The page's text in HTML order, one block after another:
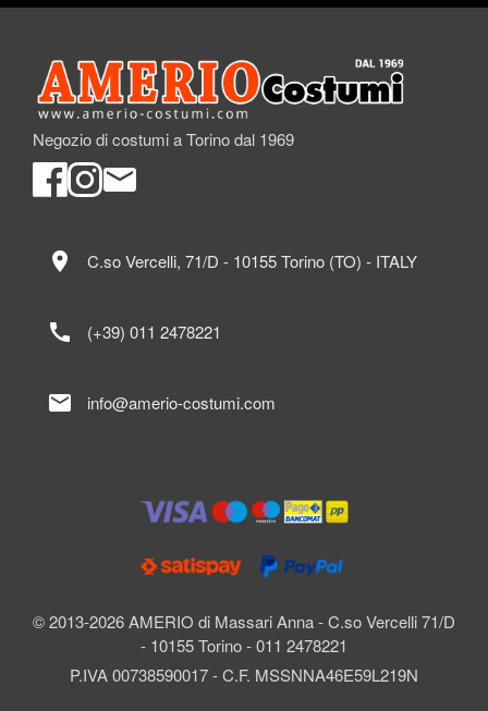
Negozio di costumi a Torino dal 1969
© 2013-2026 AMERIO di Massari Anna - C.so Vercelli 71/D
- 10155 Torino - 011 2478221
P.IVA 00738590017 - C.F. MSSNNA46E59L219N
location_on C.so Vercelli, 71/D - 10155 Torino (TO) - ITALY
call (+39) 011 2478221
mail info@amerio-costumi.com